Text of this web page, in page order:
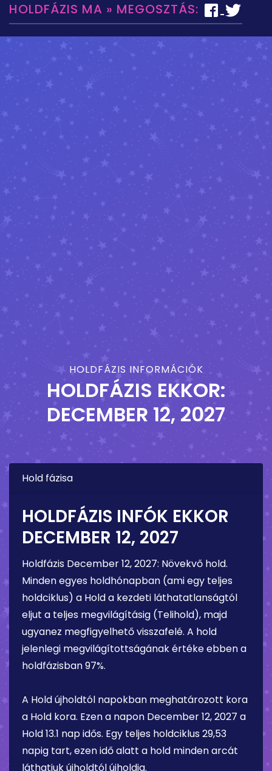
HOLDFÁZIS MA » MEGOSZTÁS:
HOLDFÁZIS INFORMÁCIÓK
HOLDFÁZIS EKKOR:
DECEMBER 12, 2027
Hold fázisa
HOLDFÁZIS INFÓK EKKOR
DECEMBER 12, 2027
Holdfázis December 12, 2027: Növekvő hold.
Minden egyes holdhónapban (ami egy teljes
holdciklus) a Hold a kezdeti láthatatlanságtól
eljut a teljes megvilágításig (Telihold), majd
ugyanez megfigyelhető visszafelé. A hold
jelenlegi megvilágítottságának értéke ebben a
holdfázisban97%.
A Hold újholdtól napokban meghatározott kora
a Hold kora. Ezen a napon December 12, 2027 a
Hold13.1 napidős. Egy teljes holdciklus 29,53
napig tart, ezen idő alatt a hold minden arcát
láthatjuk újholdtól újholdig.